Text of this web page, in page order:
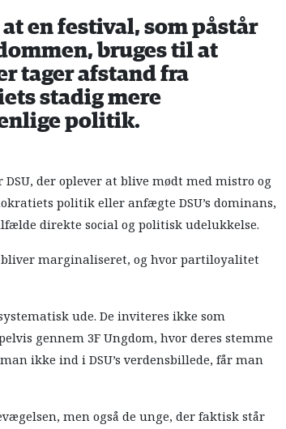
en festival, som påstår
bruges til at
tager afstand fra
stadig mere
politik.
der oplever at blive mødt med mistro og
politik eller anfægte DSU’s dominans,
direkte social og politisk udelukkelse.
marginaliseret, og hvor partiloyalitet
ude. De inviteres ikke som
gennem 3F Ungdom, hvor deres stemme
ikke ind i DSU’s verdensbillede, får man
men også de unge, der faktisk står